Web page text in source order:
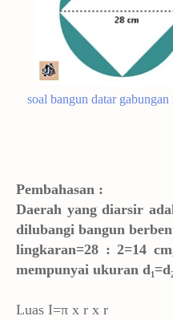
soal bangun datar gabungan
Pembahasan :
Daerah yang diarsir
dilubangi bangun
lingkaran=28 : 2=14
mempunyai ukuran
Luas I=π x r x r